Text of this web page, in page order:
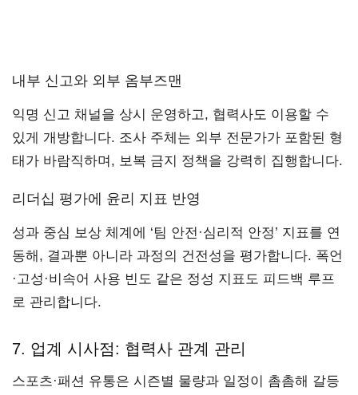
내부 신고와 외부 옴부즈맨
익명 신고 채널을 상시 운영하고, 협력사도 이용할 수
있게 개방합니다. 조사 주체는 외부 전문가가 포함된 형
태가 바람직하며, 보복 금지 정책을 강력히 집행합니다.
리더십 평가에 윤리 지표 반영
성과 중심 보상 체계에 ‘팀 안전·심리적 안정’ 지표를 연
동해, 결과뿐 아니라 과정의 건전성을 평가합니다. 폭언
·고성·비속어 사용 빈도 같은 정성 지표도 피드백 루프
로 관리합니다.
7. 업계 시사점: 협력사 관계 관리
스포츠·패션 유통은 시즌별 물량과 일정이 촘촘해 갈등